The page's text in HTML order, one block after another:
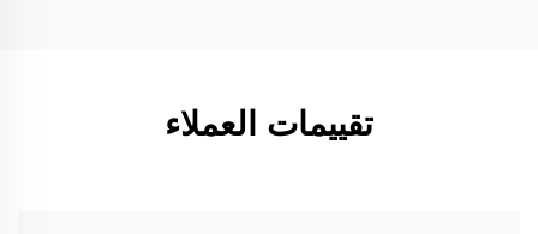
تقييمات العملاء